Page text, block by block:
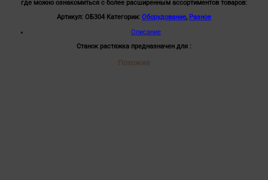
где можно ознакомиться с более расширенным ассортиментов товаров:
Артикул: ОБ304 Категории: Оборудование, Разное
Описание
Станок растяжка предназначен для :
Похожие